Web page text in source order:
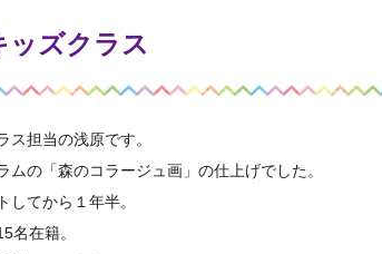
ッズクラス
ス担当の浅原です。
の「森のコラージュ画」の仕上げでした。
してから１年半。
名在籍。